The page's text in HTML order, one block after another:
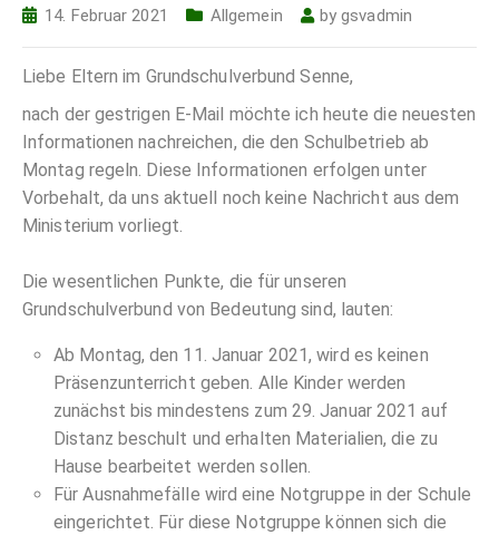
14. Februar 2021 Allgemein bygsvadmin
Liebe Eltern im Grundschulverbund Senne,
nach der gestrigen E-Mail möchte ich heute die neuesten
Informationen nachreichen, die den Schulbetrieb ab
Montag regeln. Diese Informationen erfolgen unter
Vorbehalt, da uns aktuell noch keine Nachricht aus dem
Ministerium vorliegt.
Die wesentlichen Punkte, die für unseren
Grundschulverbund von Bedeutung sind, lauten:
Ab Montag, den 11. Januar 2021, wird es keinen
Präsenzunterricht geben. Alle Kinder werden
zunächst bis mindestens zum 29. Januar 2021 auf
Distanz beschult und erhalten Materialien, die zu
Hause bearbeitet werden sollen.
Für Ausnahmefälle wird eine Notgruppe in der Schule
eingerichtet. Für diese Notgruppe können sich die